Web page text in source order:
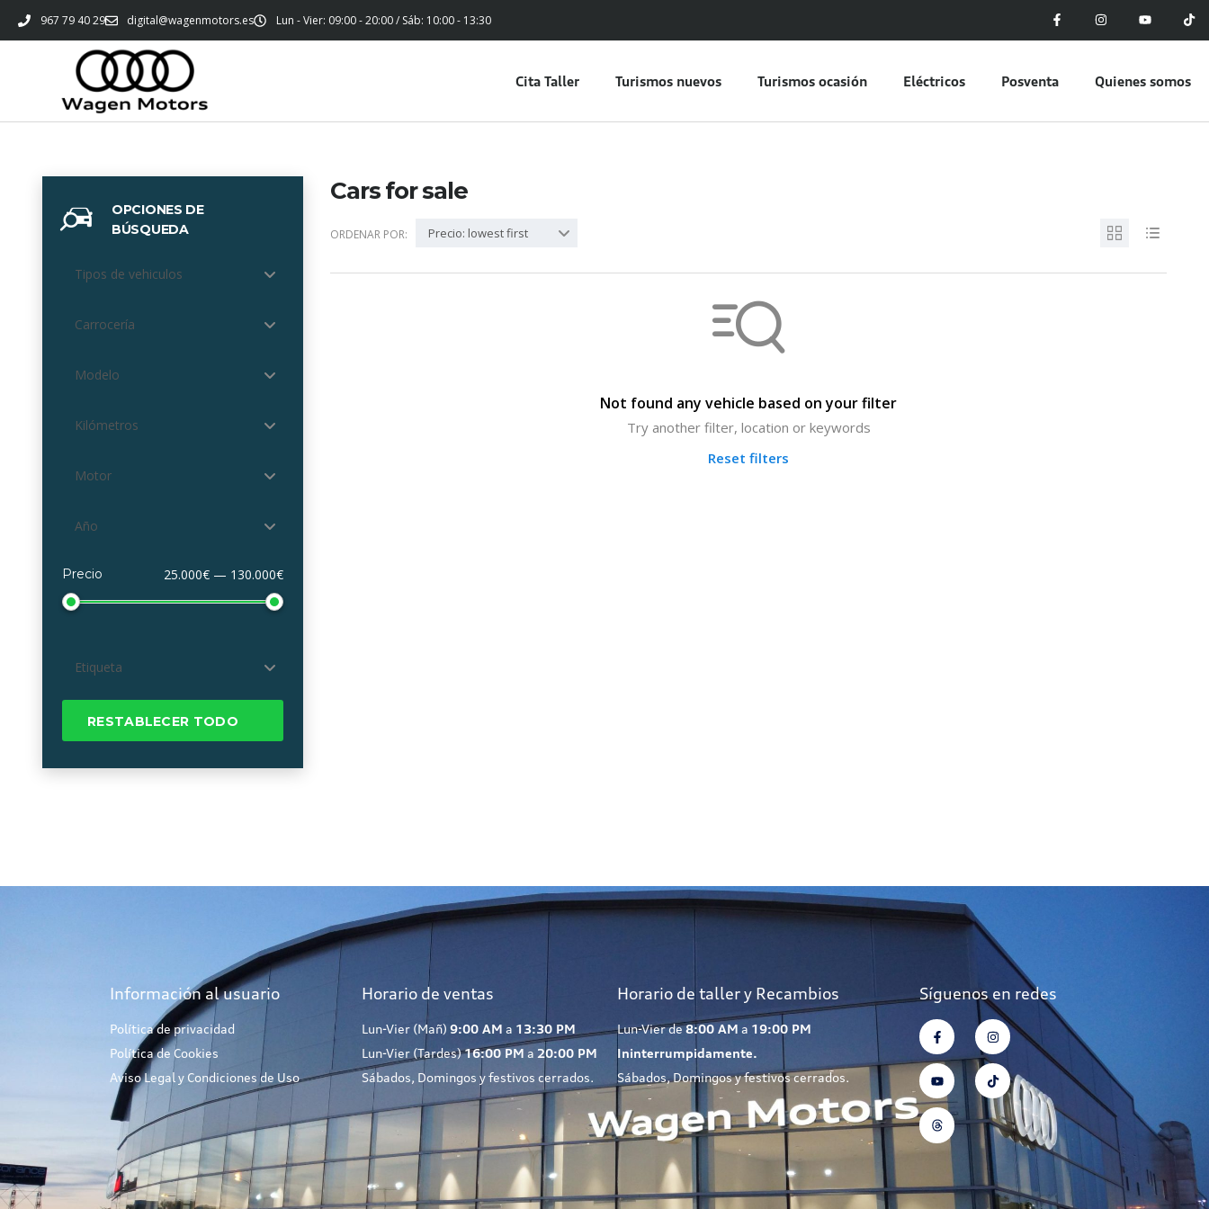
967 79 40 29 digital@wagenmotors.es Lun - Vier: 09:00 - 20:00 / Sáb: 10:00 - 13:30
Cita Taller Turismos nuevos Turismos ocasión Eléctricos Posventa Quienes somos
OPCIONES DE
BÚSQUEDA
Tipos de vehiculos
Carrocería
Modelo
Kilómetros
Motor
Año
Precio 25.000€ — 130.000€
Etiqueta
RESTABLECER TODO
Cars for sale
ORDENAR POR: Precio: lowest first
Not found any vehicle based on your filter
Try another filter, location or keywords
Reset filters
Información al usuario
Política de privacidad
Política de Cookies
Aviso Legal y Condiciones de Uso
Horario de ventas
Lun-Vier (Mañ) 9:00 AM a 13:30 PM
Lun-Vier (Tardes)16:00 PM a 20:00 PM
Sábados, Domingos y festivos cerrados.
Horario de taller y Recambios
Lun-Vier de8:00 AM a 19:00 PM
Ininterrumpidamente.
Sábados, Domingos y festivos cerrados.
Síguenos en redes